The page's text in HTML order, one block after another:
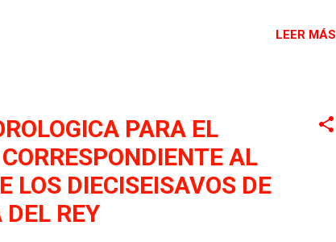
LEER MÁS
PARA EL
AL
LOS DIECISEISAVOS DE
REY